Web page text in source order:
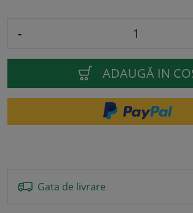
-
ADAUGĂ IN
Gata de livrare